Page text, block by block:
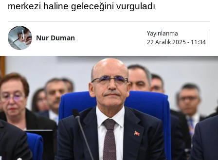
merkezi haline geleceğini vurguladı
Nur Duman
Yayınlanma
22 Aralık 2025 - 11:34